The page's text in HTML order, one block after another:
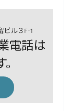
ル３F-1
電話は